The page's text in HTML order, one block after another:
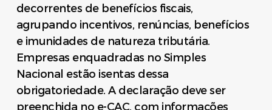
decorrentes de benefícios fiscais,
agrupando incentivos, renúncias, benefícios
e imunidades de natureza tributária.
Empresas enquadradas no Simples
Nacional estão isentas dessa
obrigatoriedade. A declaração deve ser
preenchida no e-CAC, com informações